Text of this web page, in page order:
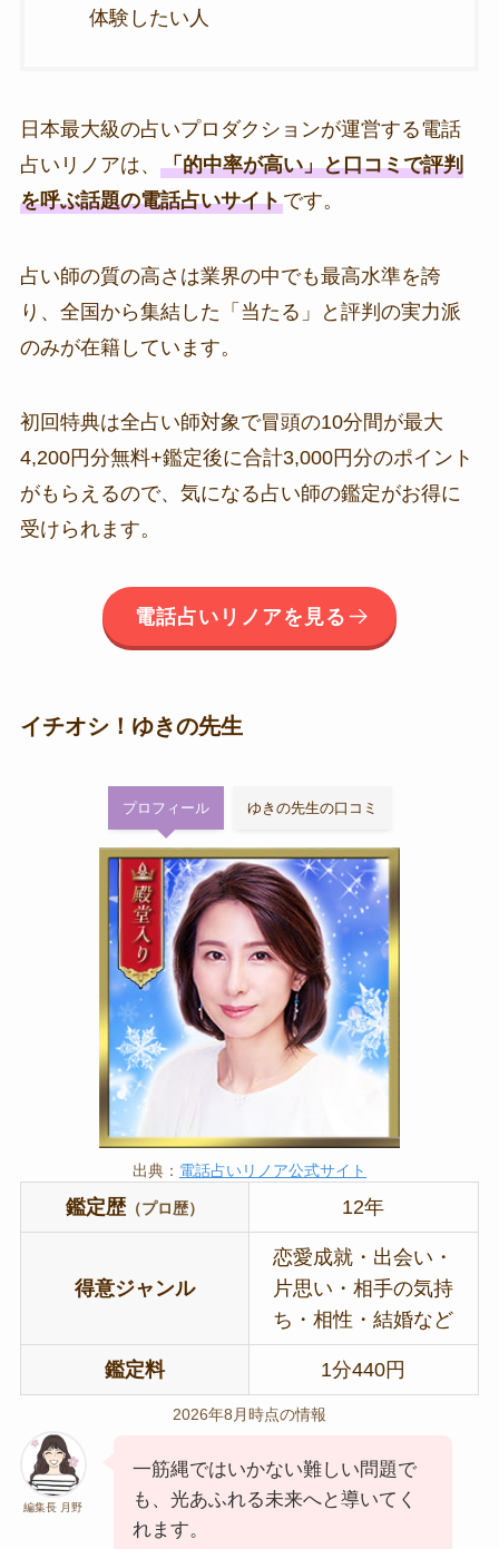
体験したい人
日本最大級の占いプロダクションが運営する電話
占いリノアは、 「的中率が高い」と口コミで評判
を呼ぶ話題の電話占いサイトです。
占い師の質の高さは業界の中でも最高水準を誇
り、全国から集結した「当たる」と評判の実力派
のみが在籍しています。
初回特典は全占い師対象で冒頭の10分間が最大
4,200円分無料+鑑定後に合計3,000円分のポイント
がもらえるので、気になる占い師の鑑定がお得に
受けられます。
電話占いリノアを見る
イチオシ！ゆきの先生
プロフィール ゆきの先生の口コミ
出典： 電話占いリノア公式サイト
鑑定歴（プロ歴） 12年
得意ジャンル
恋愛成就・出会い・
片思い・相手の気持
ち・相性・結婚など
鑑定料 1分440円
2026年8月時点の情報
編集長 月野
一筋縄ではいかない難しい問題で
も、光あふれる未来へと導いてく
れます。